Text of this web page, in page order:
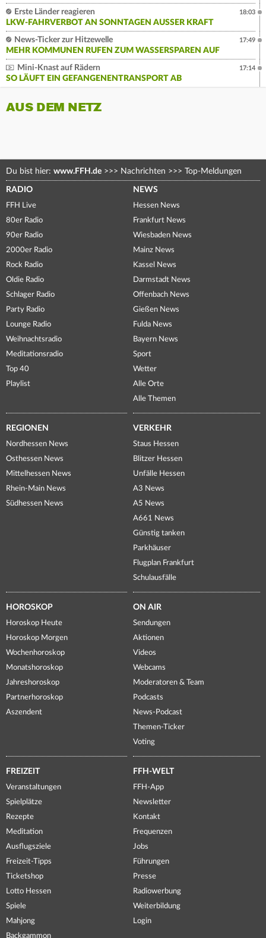
Erste Länder reagieren
LKW-FAHRVERBOT AN SONNTAGEN AUSSER KRAFT
18:03
News-Ticker zur Hitzewelle
MEHR KOMMUNEN RUFEN ZUM WASSERSPAREN AUF
17:49
Mini-Knast auf Rädern
SO LÄUFT EIN GEFANGENENTRANSPORT AB
17:14
AUS DEM NETZ
Du bist hier: www.FFH.de >>> Nachrichten >>> Top-Meldungen
RADIO
FFH Live
80er Radio
90er Radio
2000er Radio
Rock Radio
Oldie Radio
Schlager Radio
Party Radio
Lounge Radio
Weihnachtsradio
Meditationsradio
Top 40
Playlist
NEWS
Hessen News
Frankfurt News
Wiesbaden News
Mainz News
Kassel News
Darmstadt News
Offenbach News
Gießen News
Fulda News
Bayern News
Sport
Wetter
Alle Orte
Alle Themen
REGIONEN
Nordhessen News
Osthessen News
Mittelhessen News
Rhein-Main News
Südhessen News
VERKEHR
Staus Hessen
Blitzer Hessen
Unfälle Hessen
A3 News
A5 News
A661 News
Günstig tanken
Parkhäuser
Flugplan Frankfurt
Schulausfälle
HOROSKOP
Horoskop Heute
Horoskop Morgen
Wochenhoroskop
Monatshoroskop
Jahreshoroskop
Partnerhoroskop
Aszendent
ON AIR
Sendungen
Aktionen
Videos
Webcams
Moderatoren & Team
Podcasts
News-Podcast
Themen-Ticker
Voting
FREIZEIT
Veranstaltungen
Spielplätze
Rezepte
Meditation
Ausflugsziele
Freizeit-Tipps
Ticketshop
Lotto Hessen
Spiele
Mahjong
Backgammon
FFH-WELT
FFH-App
Newsletter
Kontakt
Frequenzen
Jobs
Führungen
Presse
Radiowerbung
Weiterbildung
Login